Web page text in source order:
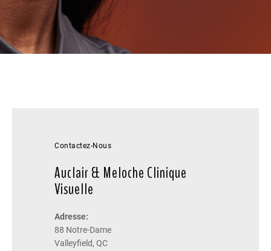
Contactez-Nous
Auclair & Meloche Clinique
Visuelle
Adresse:
88 Notre-Dame
Valleyfield, QC